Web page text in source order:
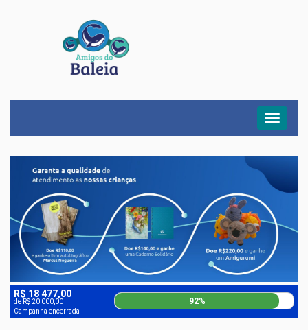
Menu
R$ 18 477,00
de R$ 20 000,00
Campanha encerrada
92%